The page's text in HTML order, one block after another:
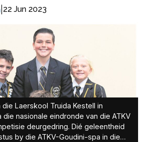
22 Jun 2023
Laerskool Truida Kestell in
die nasionale eindronde van die ATKV
deurge­dring. Dié geleentheid
by die ATKV-Goudini-spa in die